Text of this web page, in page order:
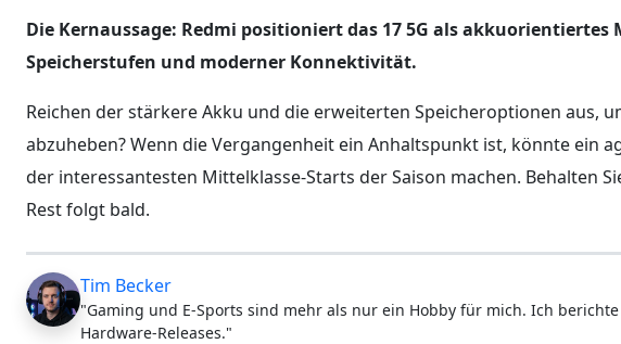
Die Kernaussage: Redmi positioniert das 17 5G als
Speicherstufen und moderner Konnektivität.
Reichen der stärkere Akku und die erweiterten Speicheroptionen aus,
abzuheben? Wenn die Vergangenheit ein Anhaltspunkt ist, könnte ein
der interessantesten Mittelklasse-Starts der Saison machen. Behalten
Rest folgt bald.
Tim Becker
"Gaming und E-Sports sind mehr als nur ein Hobby für mich. Ich
Hardware-Releases."